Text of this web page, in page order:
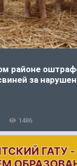
районе
за
1486